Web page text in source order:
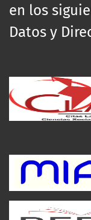
en los
Datos y